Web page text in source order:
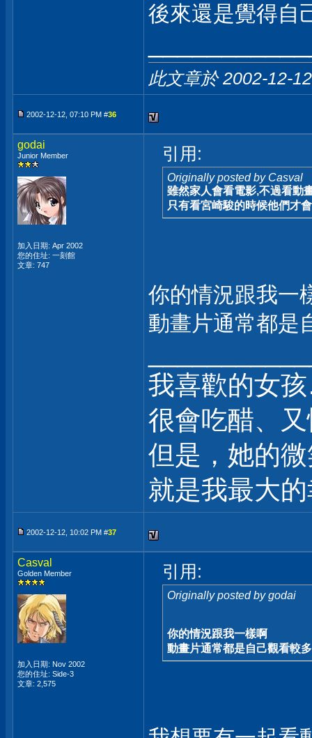
後來還是覺得自
此文章於 2002-12-
2002-12-12, 07:10 PM #36
godai
Junior Member
加入日期: Apr 2002
您的住址: 一刻館
文章: 747
引用:
Originally posted by Casval
雖然家人會看電影,不過看動
只有看宮崎駿的時候他們才
你的情況跟我一
動畫片通常都是
我喜歡的女
很會吃醋、
但是，她的
就是我最大
2002-12-12, 10:02 PM #37
Casval
Golden Member
加入日期: Nov 2002
您的住址: Side-3
文章: 2,575
引用:
Originally posted by godai
你的情況跟我一樣啊
動畫片通常都是自己觀看較多